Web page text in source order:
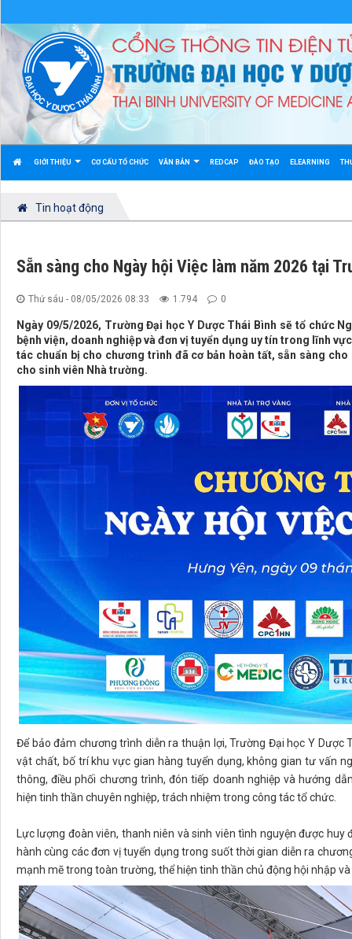
GIỚI THIỆU CƠ CẤU TỔ CHỨC VĂN BẢN REDCAP ĐÀO TẠO ELEARNING
Tin hoạt động
Sẵn sàng cho Ngày hội Việc làm năm 2026 tại
Thứ sáu - 08/05/2026 08:33 1.794 0
Ngày 09/5/2026, Trường Đại học Y Dược Thái Bình sẽ tổ chức
bệnh viện, doanh nghiệp và đơn vị tuyển dụng uy tín trong lĩnh
tác chuẩn bị cho chương trình đã cơ bản hoàn tất, sẵn sàng
cho sinh viên Nhà trường.
Để bảo đảm chương trình diễn ra thuận lợi, Trường Đại học Y Dược
vật chất, bố trí khu vực gian hàng tuyển dụng, không gian tư vấn
thông, điều phối chương trình, đón tiếp doanh nghiệp và hướng
hiện tinh thần chuyên nghiệp, trách nhiệm trong công tác tổ chức.
Lực lượng đoàn viên, thanh niên và sinh viên tình nguyện được
hành cùng các đơn vị tuyển dụng trong suốt thời gian diễn ra
mạnh mẽ trong toàn trường, thể hiện tinh thần chủ động hội nhập